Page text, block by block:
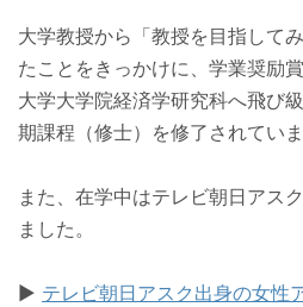
大学教授から「教授を目指して
たことをきっかけに、学業奨励
大学大学院経済学研究科へ飛び
期課程（修士）を修了されていま
また、在学中はテレビ朝日アス
ました。
▶︎ テレビ朝日アスク出身の女性